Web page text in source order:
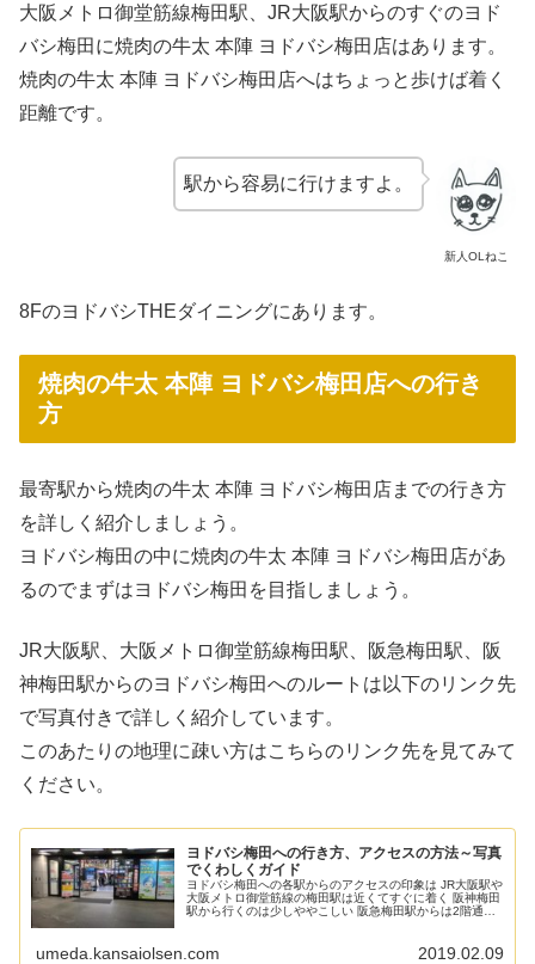
大阪メトロ御堂筋線梅田駅、JR大阪駅からのすぐのヨド
バシ梅田に焼肉の牛太 本陣 ヨドバシ梅田店はあります。
焼肉の牛太 本陣 ヨドバシ梅田店へはちょっと歩けば着く
距離です。
新人OLねこ
駅から容易に行けますよ。
8FのヨドバシTHEダイニングにあります。
焼肉の牛太 本陣 ヨドバシ梅田店への行き
方
最寄駅から焼肉の牛太 本陣 ヨドバシ梅田店までの行き方
を詳しく紹介しましょう。
ヨドバシ梅田の中に焼肉の牛太 本陣 ヨドバシ梅田店があ
るのでまずはヨドバシ梅田を目指しましょう。
JR大阪駅、大阪メトロ御堂筋線梅田駅、阪急梅田駅、阪
神梅田駅からのヨドバシ梅田へのルートは以下のリンク先
で写真付きで詳しく紹介しています。
このあたりの地理に疎い方はこちらのリンク先を見てみて
ください。
ヨドバシ梅田への行き方、アクセスの方法～写真
でくわしくガイド
ヨドバシ梅田への各駅からのアクセスの印象は JR大阪駅や
大阪メトロ御堂筋線の梅田駅は近くてすぐに着く 阪神梅田
駅から行くのは少しややこしい 阪急梅田駅からは2階通路
umeda.kansaiolsen.com 2019.02.09